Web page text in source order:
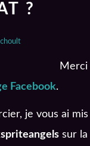
?
Merci
Facebook.
je vous ai mis
sur la